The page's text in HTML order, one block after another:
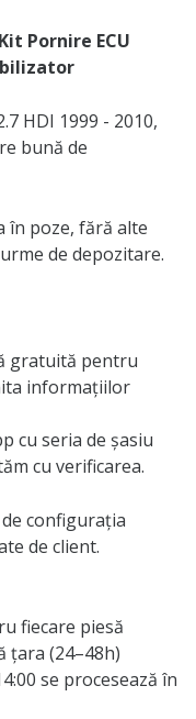
Pornire ECU
HDI 1999 - 2010,
bună de
în poze, fără alte
de depozitare.
gratuită pentru
informațiilor
cu seria de șasiu
cu verificarea.
configurația
de client.
fiecare piesă
(24–48h)
se procesează în